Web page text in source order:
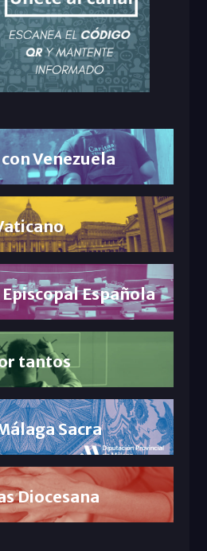
Venezuela
Española
tantos
Sacra
Diocesana